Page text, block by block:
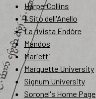
HarperCollins
Il Sito dell'Anello
La rivista Endóre
Mandos
Marietti
Marquette University
Signum University
Soronel's Home Page